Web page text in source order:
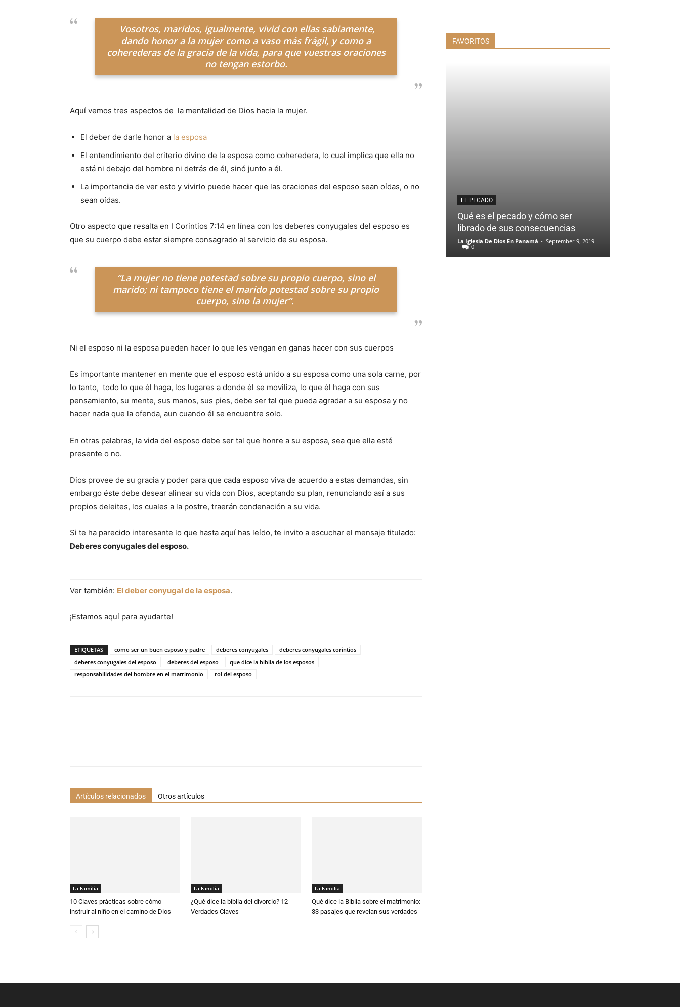
Vosotros, maridos, igualmente, vivid con ellas sabiamente,
dando honor a la mujer como a vaso más frágil, y como a
coherederas de la gracia de la vida, para que vuestras oraciones
no tengan estorbo.
Aquí vemos tres aspectos de la mentalidad de Dios hacia la mujer.
El deber de darle honor a la esposa
El entendimiento del criterio divino de la esposa como coheredera, lo cual implica que ella no
está ni debajo del hombre ni detrás de él, sinó junto a él.
La importancia de ver esto y vivirlo puede hacer que las oraciones del esposo sean oídas, o no
sean oídas.
Otro aspecto que resalta en I Corintios 7:14 en línea con los deberes conyugales del esposo es
que su cuerpo debe estar siempre consagrado al servicio de su esposa.
“La mujer no tiene potestad sobre su propio cuerpo, sino el
marido; ni tampoco tiene el marido potestad sobre su propio
cuerpo, sino la mujer”.
Ni el esposo ni la esposa pueden hacer lo que les vengan en ganas hacer con sus cuerpos
Es importante mantener en mente que el esposo está unido a su esposa como una sola carne, por
lo tanto, todo lo que él haga, los lugares a donde él se moviliza, lo que él haga con sus
pensamiento, su mente, sus manos, sus pies, debe ser tal que pueda agradar a su esposa y no
hacer nada que la ofenda, aun cuando él se encuentre solo.
En otras palabras, la vida del esposo debe ser tal que honre a su esposa, sea que ella esté
presente o no.
Dios provee de su gracia y poder para que cada esposo viva de acuerdo a estas demandas, sin
embargo éste debe desear alinear su vida con Dios, aceptando su plan, renunciando así a sus
propios deleites, los cuales a la postre, traerán condenación a su vida.
Si te ha parecido interesante lo que hasta aquí has leído, te invito a escuchar el mensaje titulado:
Deberes conyugales del esposo.
Ver también: El deber conyugal de la esposa.
¡Estamos aquí para ayudarte!
ETIQUETAS como ser un buen esposo y padre deberes conyugales
deberes conyugales corintios
deberes conyugales del esposo
deberes del esposo
que dice la biblia de los esposos
responsabilidades del hombre en el matrimonio
rol del esposo
Artículos relacionados Otros artículos
La Familia
10 Claves prácticas sobre cómo
instruir al niño en el camino de Dios
La Familia
¿Qué dice la biblia del divorcio? 12
Verdades Claves
La Familia
Qué dice la Biblia sobre el matrimonio:
33 pasajes que revelan sus verdades
FAVORITOS
EL PECADO
Qué es el pecado y cómo ser
librado de sus consecuencias
La Iglesia De Dios En Panamá - September 9, 2019
0